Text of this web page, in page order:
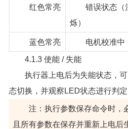
红色常亮
错误状态（
烁）
蓝色常亮 电机校准中
4.1.3 使能 / 失能
执行器上电后为失能状态，
态切换，并观察LED状态进行判定
注：执行参数保存命令时，
且所有参数在保存并重新上电后